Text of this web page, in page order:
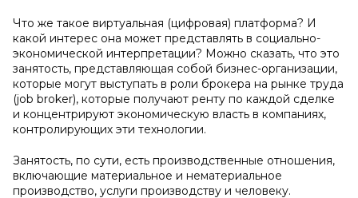
Что же такое виртуальная (цифровая) платформа? И
какой интерес она может представлять в социально-
экономической интерпретации? Можно сказать, что это
занятость, представляющая собой бизнес-организации,
которые могут выступать в роли брокера на рынке труда
(job broker), которые получают ренту по каждой сделке
и концентрируют экономическую власть в компаниях,
контролирующих эти технологии.
Занятость, по сути, есть производственные отношения,
включающие материальное и нематериальное
производство, услуги производству и человеку.